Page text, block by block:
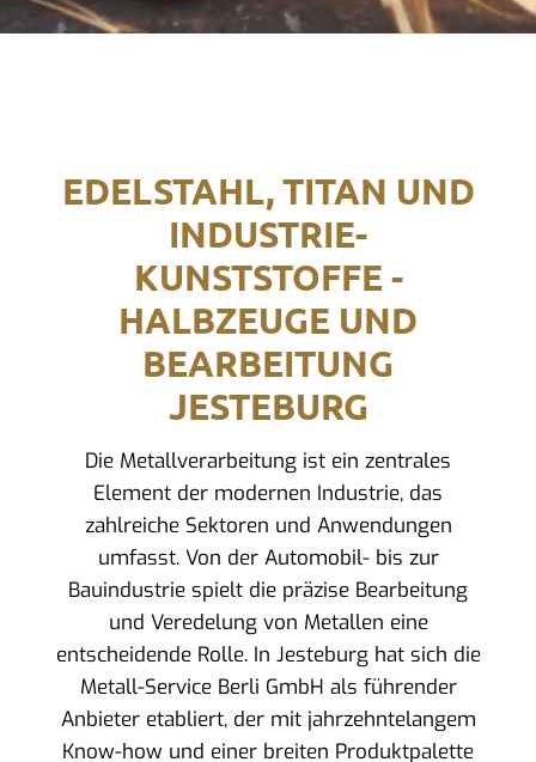
EDELSTAHL, TITAN UND
INDUSTRIE-
KUNSTSTOFFE -
HALBZEUGE UND
BEARBEITUNG
JESTEBURG
Die Metallverarbeitung ist ein zentrales
Element der modernen Industrie, das
zahlreiche Sektoren und Anwendungen
umfasst. Von der Automobil- bis zur
Bauindustrie spielt die präzise Bearbeitung
und Veredelung von Metallen eine
entscheidende Rolle. In Jesteburg hat sich die
Metall-Service Berli GmbH als führender
Anbieter etabliert, der mit jahrzehntelangem
Know-how und einer breiten Produktpalette